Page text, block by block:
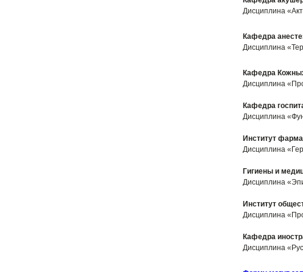
Дисциплина
Кафедра
Дисциплина
Кафедра
Дисциплина
Кафедра
Дисциплина
Институт
Дисциплина
Гигиены и
Дисциплина
Институт
Дисциплина
Кафедра
Дисциплина